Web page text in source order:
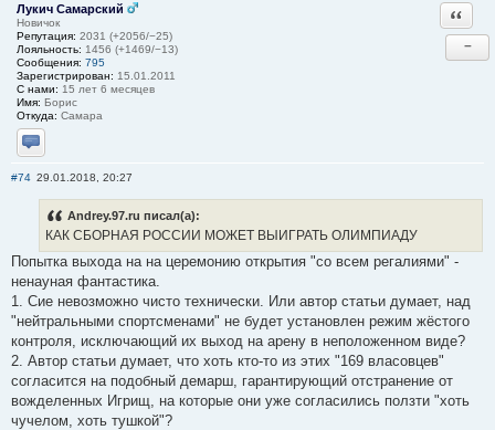
Лукич Самарский
Новичок
Репутация: 2031 (+2056/−25)
Лояльность: 1456 (+1469/−13)
Сообщения: 795
Зарегистрирован: 15.01.2011
С нами: 15 лет 6 месяцев
Имя: Борис
Откуда: Самара
Отправить личное сообщение
−
#74 29.01.2018, 20:27
Andrey.97.ru писал(а):
КАК СБОРНАЯ РОССИИ МОЖЕТ ВЫИГРАТЬ ОЛИМПИАДУ
Попытка выхода на на церемонию открытия "со всем регалиями" -
ненауная фантастика.
1. Сие невозможно чисто технически. Или автор статьи думает, над
"нейтральными спортсменами" не будет установлен режим жёстого
контроля, исключающий их выход на арену в неположенном виде?
2. Автор статьи думает, что хоть кто-то из этих "169 власовцев"
согласится на подобный демарш, гарантирующий отстранение от
вожделенных Игрищ, на которые они уже согласились ползти "хоть
чучелом, хоть тушкой"?